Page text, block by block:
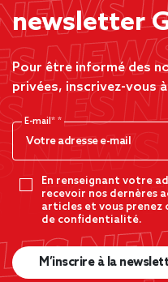
newsletter
Pour être informé des
privées, inscrivez-vous
E-mail*
En renseignant votre
recevoir nos dernères
articles et vous prenez
de confidentialité.
M’inscrire à la